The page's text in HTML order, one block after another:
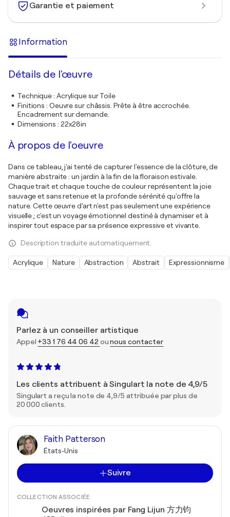
Garantie et paiement
Parlez à un conseiller artistique
Appel +33 1 76 44 06 42 ounous contacter
Les clients attribuent à Singulart la note de 4,9/5
Singulart a reçu la note de 4,9/5 attribuée par plus de
20 000 clients.
Faith Patterson
États-Unis
Suivre
COLLECTION ASSOCIÉE
Oeuvres inspirées par Fang Lijun 方力钧
Information
Détails de l'œuvre
Technique: Acrylique sur Toile
Finitions : Oeuvre sur châssis. Prête à être accrochée.
Encadrement sur demande.
Dimensions : 22x28in
À propos de l'oeuvre
Dans ce tableau, j'ai tenté de capturer l'essence de la clôture, de
manière abstraite : un jardin à la fin de la floraison estivale.
Chaque trait et chaque touche de couleur représentent la joie
sauvage et sans retenue et la profonde sérénité qu'offre la
nature. Cette œuvre d'art n'est pas seulement une expérience
visuelle ; c'est un voyage émotionnel destiné à dynamiser et à
inspirer tout espace par sa présence expressive et vivante.
Description traduite automatiquement.
Acrylique Nature Abstraction Abstrait Expressionnisme